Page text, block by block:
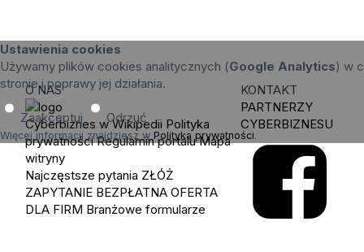
Ustawienia cookies
Używamy plików cookies analitycznych (Google Analytics) w
stronie i poprawy jej działania.
Zaakceptuj Odrzuć
Więcej informacji znajdziesz w Polityka prywatności.
O NAS
Cyberbiznes w Wikipedii Polityka
prywatności Regulamin portalu Mapa
witryny
Najczęstsze pytania ZŁÓŻ
ZAPYTANIE BEZPŁATNA OFERTA
DLA FIRM Branżowe formularze
KONTAKT
PARTNERZY
CYBERBIZNESU